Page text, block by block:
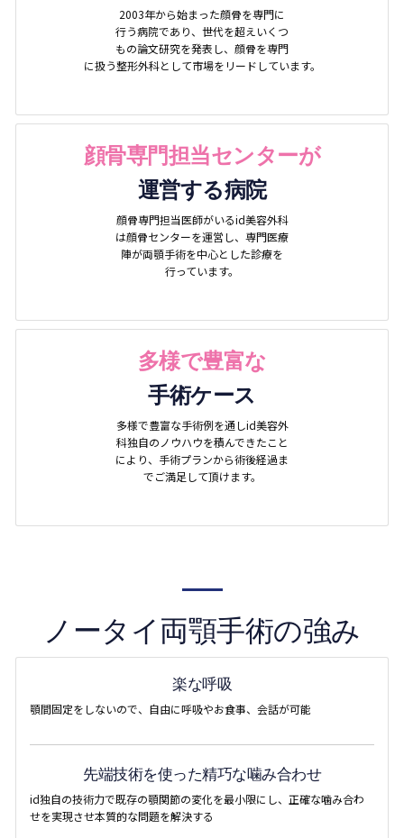
2003年から始まった顔骨を専門に
行う病院であり、世代を超えいくつ
もの論文研究を発表し、顔骨を専門
に扱う整形外科として市場をリードしています。
顔骨専門担当センターが
運営する病院
顔骨専門担当医師がいるid美容外科
は顔骨センターを運営し、専門医療
陣が両顎手術を中心とした診療を
行っています。
多様で豊富な
手術ケース
多様で豊富な手術例を通しid美容外
科独自のノウハウを積んできたこと
により、手術プランから術後経過ま
でご満足して頂けます。
ノータイ両顎手術の強み
楽な呼吸
顎間固定をしないので、自由に呼吸やお食事、会話が可能
先端技術を使った精巧な噛み合わせ
id独自の技術力で既存の顎関節の変化を最小限にし、正確な噛み合わ
せを実現させ本質的な問題を解決する